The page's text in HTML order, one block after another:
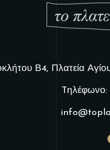
Β4, Πλατεία
Tηλέφωνο: